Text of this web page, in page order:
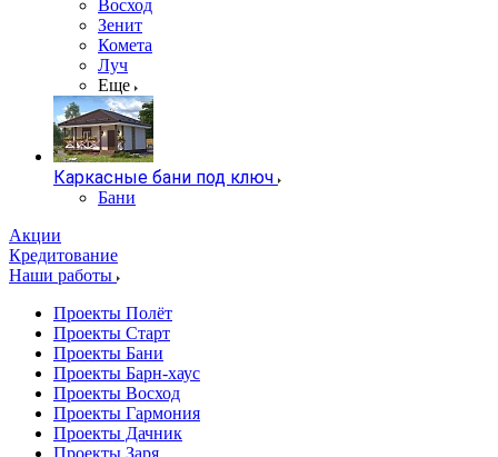
Восход
Зенит
Комета
Луч
Еще
Каркасные бани под ключ
Бани
Акции
Кредитование
Наши работы
Проекты Полёт
Проекты Старт
Проекты Бани
Проекты Барн-хаус
Проекты Восход
Проекты Гармония
Проекты Дачник
Проекты Заря